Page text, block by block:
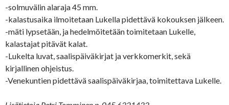
-solmuvälin alaraja 45 mm.
-kalastusaika ilmoitetaan Lukella pidettävä kokouksen jälkeen.
-mäti lypsetään, ja hedelmöitetään toimitetaan Lukelle,
kalastajat pitävät kalat.
-Lukelta luvat, saalispäiväkirjat ja verkkomerkit, sekä
kirjallinen ohjeistus.
-Venekuntien pidettävä saalispäiväkirjaa, toimitettava Lukelle.